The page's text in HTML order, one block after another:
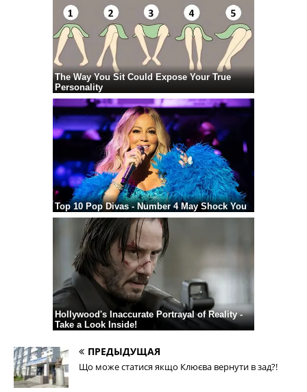
ПРЕДЫДУЩАЯ
Що може статися якщо Клюєва вернути в зад?!